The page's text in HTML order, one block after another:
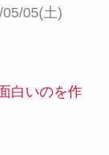
05/05(土)
白いのを作